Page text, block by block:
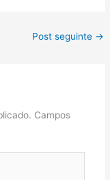
Post seguinte →
Campos